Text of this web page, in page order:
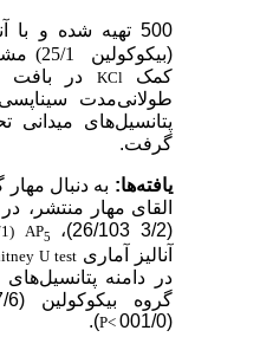
500 تهیه شده و با آنتاگونیست گیرنده
(بیکوکولین 25/1) مشروب شد.
کمک KClدر بافت
طولانی‌مدت سیناپسی
پتانسیل‌های میدانی
گرفت.
یافته‌ها:به دنبال مهار
القای مهار منتشر، در
26/103)، AP 5
(1/1
آنالیز آماریU test
در دامنه پتانسیل‌های
گروه بیکوکولین (7/6
P<
).